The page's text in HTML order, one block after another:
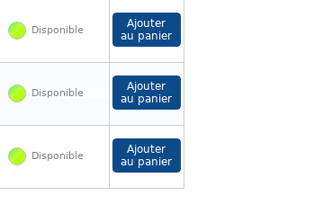
Disponible
Disponible
Disponible